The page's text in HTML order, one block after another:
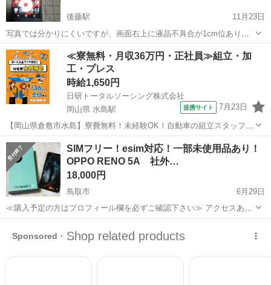
後藤駅
11月23日
写真では分かりにくいですが、画面右上に液晶不具合が1cm位ありま
す。(黒くなっています) 😥前回キャンセルされた物です。 IME I
352632080668324 【購入時価格】１万円位 【サイズ】縦：（大体で
す） 【傷...
鳥取 米子市 後藤駅 その他 SONY
≪寮無料・月収36万円・正社員≫組立・加
工・プレス
時給1,650円
日研トータルソーシング株式会社
岡山県 水島駅
提携サイト 7月23日
【岡山県倉敷市水島】寮費無料！未経験OK！自動車の組立スタッフ
《お仕事No.NS0089》 お仕事について 車の組立作業です。専用レール
に乗って流れてくる車の骨組みに、車内外の各部品・ハンドル・足回
り・ドア・シートなどの各...
岡山 倉敷市 水島駅
SIMフリー！esim対応！一部未使用品あり！
OPPO RENO 5A 社外…
18,000円
鳥取市
6月29日
≪購入予定の方はプロフィール欄を必ずご確認下さい≫ アクセスあり
がとうございます。 詳細は下記の通りとなります。 【商品詳細】 ★
メーカー：OPPO ★型番：RENO5A ★OS：Android12 ★...